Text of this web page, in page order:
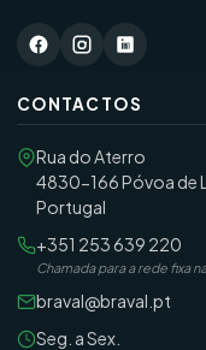
CONTACTOS
Rua do Aterro
4830-166 Póvoa de
Portugal
+351 253 639 220
Chamada para a rede fixa
braval@braval.pt
Seg. a Sex.